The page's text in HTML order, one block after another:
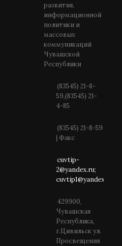
развития,
информационной
политики и
массовых
коммуникаций
Чувашской
Республики
(83545) 21-8-
59,(83545) 21-
4-85
(83545) 21-8-59
| Факс
cuvtip-
2@yandex.ru;
cuvtip1@yandex.ru
429900,
Чувашская
Республика,
г.Цивильск ул.
Просвещения